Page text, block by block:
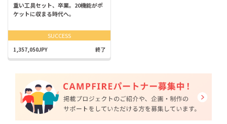
重い工具セット、卒業。20機能がポ
ケットに収まる時代へ。
SUCCESS
1,357,050JPY 終了